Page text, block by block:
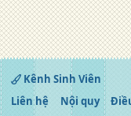
Kênh Sinh Viên
Liên hệ
Nội quy